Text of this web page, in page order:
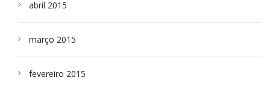
abril 2015
março 2015
fevereiro 2015